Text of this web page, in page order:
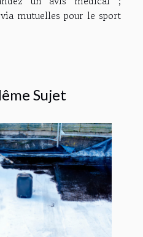
mutuelles pour le sport
Sujet